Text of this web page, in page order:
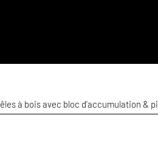
à bois avec bloc d’accumulation &